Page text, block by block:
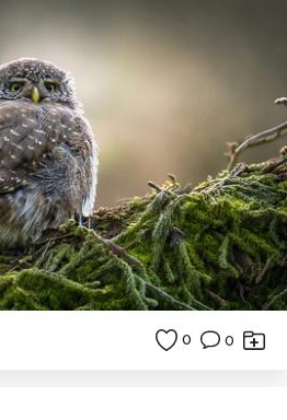
0 0